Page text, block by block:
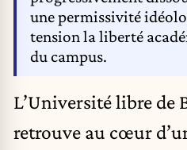
une permissivité
tension la liberté
du campus.
L’Université libre de
retrouve au cœur